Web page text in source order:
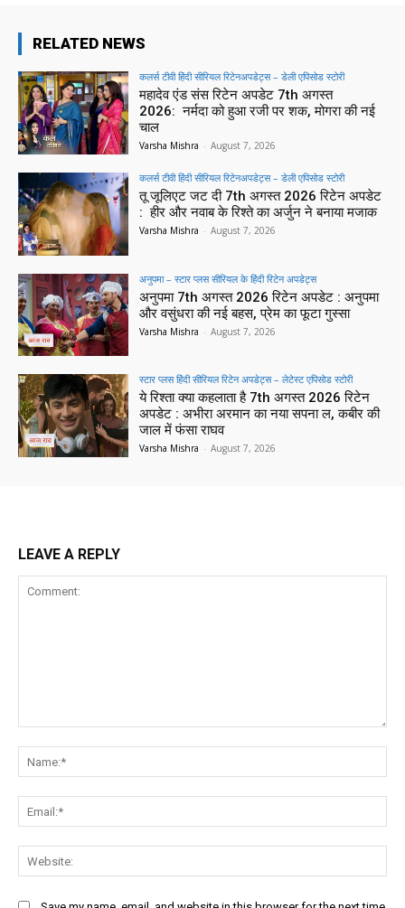
RELATED NEWS
कलर्स टीवी हिंदी सीरियल रिटेनअपडेट्स – डेली एपिसोड स्टोरी
महादेव एंड संस रिटेन अपडेट 7th अगस्त
2026: नर्मदा को हुआ रजी पर शक, मोगरा की नई
चाल
Varsha Mishra - August 7, 2026
कलर्स टीवी हिंदी सीरियल रिटेनअपडेट्स – डेली एपिसोड स्टोरी
तू जूलिएट जट दी 7th अगस्त 2026 रिटेन अपडेट
: हीर और नवाब के रिश्ते का अर्जुन ने बनाया मजाक
Varsha Mishra - August 7, 2026
अनुपमा – स्टार प्लस सीरियल के हिंदी रिटेन अपडेट्स
अनुपमा 7th अगस्त 2026 रिटेन अपडेट : अनुपमा
और वसुंधरा की नई बहस, प्रेम का फूटा गुस्सा
Varsha Mishra - August 7, 2026
स्टार प्लस हिंदी सीरियल रिटेन अपडेट्स – लेटेस्ट एपिसोड स्टोरी
ये रिश्ता क्या कहलाता है 7th अगस्त 2026 रिटेन
अपडेट : अभीरा अरमान का नया सपना ल, कबीर की
जाल में फंसा राघव
Varsha Mishra - August 7, 2026
LEAVE A REPLY